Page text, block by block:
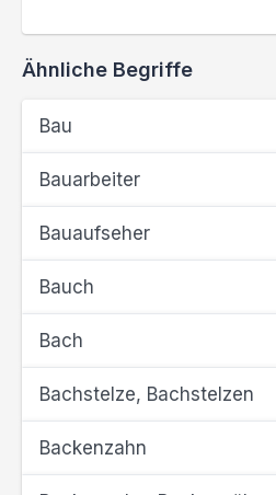
Ähnliche Begriffe
Bau
Bauarbeiter
Bauaufseher
Bauch
Bach
Bachstelze, Bachstelzen
Backenzahn